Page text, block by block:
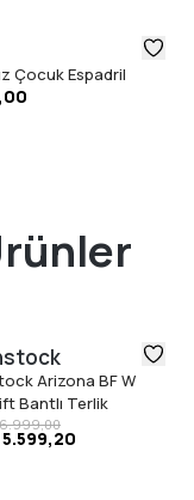
pamuk)
tabanlık
ve refahını
olur ve dünya
Çocuk Espadril
Arizona BF W
Bantlı Terlik